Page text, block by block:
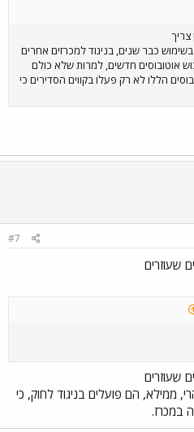
צריך
כבר שנים, בניגוד למכרזים אחרים
אוטובוסים חדשים, למרות שלא כולם
הללו לא רק פעלו בקווים הסדירים כי
#7
שעוזרים
שעוזרים
ממילא, הם פועלים בניגוד לחוק, כי
במכרז.